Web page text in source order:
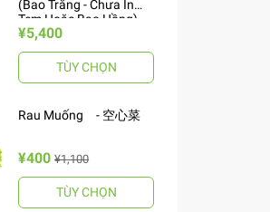
(Bao Trắng - Chưa In
Tem Hoặc Bao Hồng)
10kg ヤマダお米 S
¥5,400
TÙY CHỌN
Rau Muống - 空心菜
¥400 ¥1,100
TÙY CHỌN